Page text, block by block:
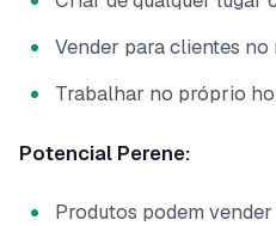
Vender para clientes no
Trabalhar no próprio
Potencial Perene:
Produtos podem